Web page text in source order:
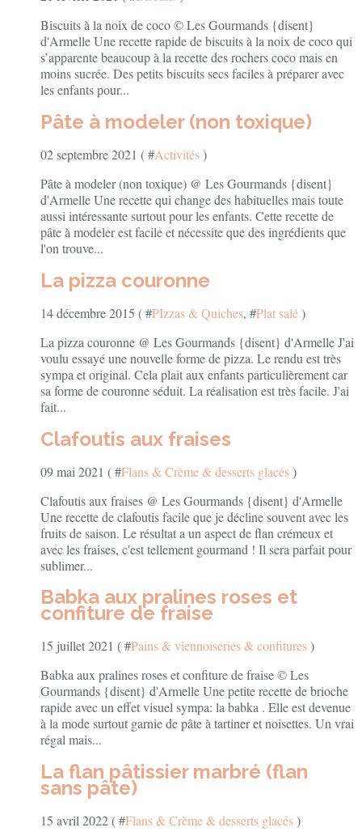
Biscuits à la noix de coco © Les Gourmands {disent}
d'Armelle Une recette rapide de biscuits à la noix de coco qui
s’apparente beaucoup à la recette des rochers coco mais en
moins sucrée. Des petits biscuits secs faciles à préparer avec
les enfants pour...
Pâte à modeler (non toxique)
02 septembre 2021 ( #Activités)
Pâte à modeler (non toxique) @ Les Gourmands {disent}
d'Armelle Une recette qui change des habituelles mais toute
aussi intéressante surtout pour les enfants. Cette recette de
pâte à modeler est facile et nécessite que des ingrédients que
l'on trouve...
La pizza couronne
14 décembre 2015 ( #PIzzas & Quiches, #Plat salé)
La pizza couronne @ Les Gourmands {disent} d'Armelle J'ai
voulu essayé une nouvelle forme de pizza. Le rendu est très
sympa et original. Cela plait aux enfants particulièrement car
sa forme de couronne séduit. La réalisation est très facile. J'ai
fait...
Clafoutis aux fraises
09 mai 2021 ( #Flans & Crème & desserts glacés)
Clafoutis aux fraises @ Les Gourmands {disent} d'Armelle
Une recette de clafoutis facile que je décline souvent avec les
fruits de saison. Le résultat a un aspect de flan crémeux et
avec les fraises, c'est tellement gourmand ! Il sera parfait pour
sublimer...
Babka aux pralines roses et
confiture de fraise
15 juillet 2021 ( #Pains & viennoiseries & confitures)
Babka aux pralines roses et confiture de fraise © Les
Gourmands {disent} d'Armelle Une petite recette de brioche
rapide avec un effet visuel sympa: la babka . Elle est devenue
à la mode surtout garnie de pâte à tartiner et noisettes. Un vrai
régal mais...
La flan pâtissier marbré (flan
sans pâte)
15 avril 2022 ( #Flans & Crème & desserts glacés)